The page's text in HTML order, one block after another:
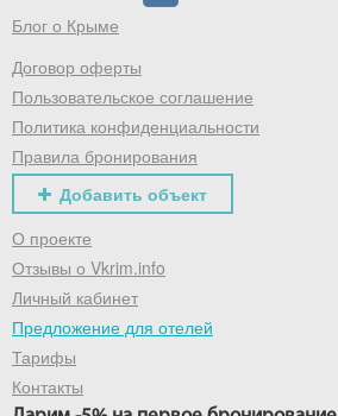
Блог о Крыме
Договор оферты
Пользовательское соглашение
Политика конфиденциальности
Правила бронирования
Добавить объект
О проекте
Отзывы о Vkrim.info
Личный кабинет
Предложение для отелей
Тарифы
Контакты